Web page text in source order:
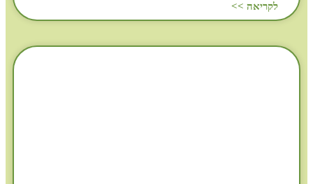
לקריאה >>